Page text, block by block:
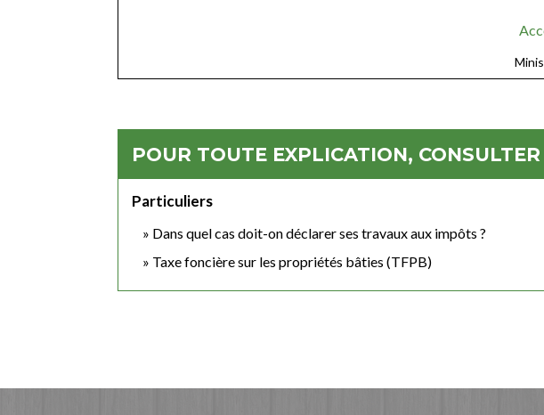
POUR TOUTE EXPLICATION,
Particuliers
Dans quel cas doit-on déclarer ses travaux aux impôts ?
Taxe foncière sur les propriétés bâties (TFPB)